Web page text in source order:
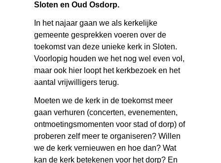
Sloten en Oud Osdorp.
In het najaar gaan we als kerkelijke
gemeente gesprekken voeren over de
toekomst van deze unieke kerk in Sloten.
Voorlopig houden we het nog wel even vol,
maar ook hier loopt het kerkbezoek en het
aantal vrijwilligers terug.
Moeten we de kerk in de toekomst meer
gaan verhuren (concerten, evenementen,
ontmoetingsmomenten voor stad of dorp) of
proberen zelf meer te organiseren? Willen
we de kerk vernieuwen en hoe dan? Wat
kan de kerk betekenen voor het dorp? En